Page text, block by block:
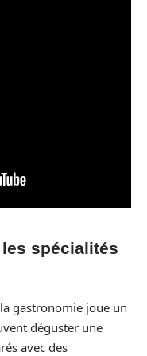
spécialités
gastronomie joue un
déguster une
avec des